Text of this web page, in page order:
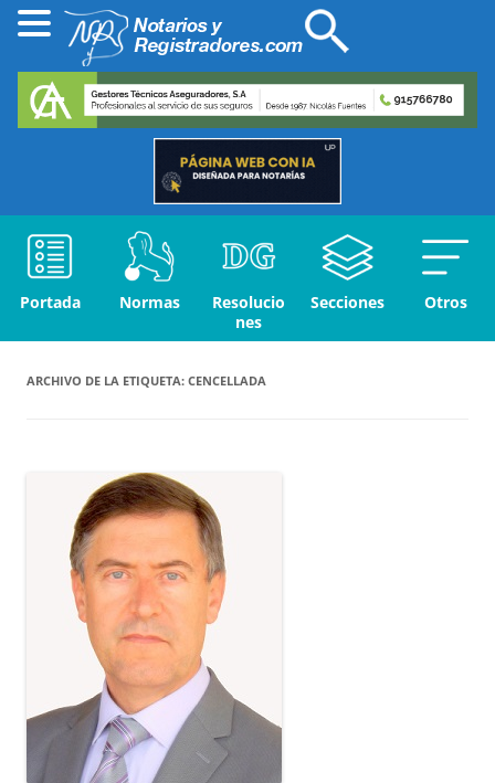
Portada Normas
Resolucio
nes
Secciones Otros
ARCHIVO DE LA ETIQUETA: CENCELLADA